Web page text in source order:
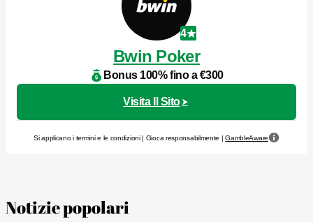
4
Bwin Poker
Bonus 100% fino a €300
Visita Il Sito
Si applicano i termini e le condizioni | Gioca responsabilmente |GambleAware
Notizie popolari